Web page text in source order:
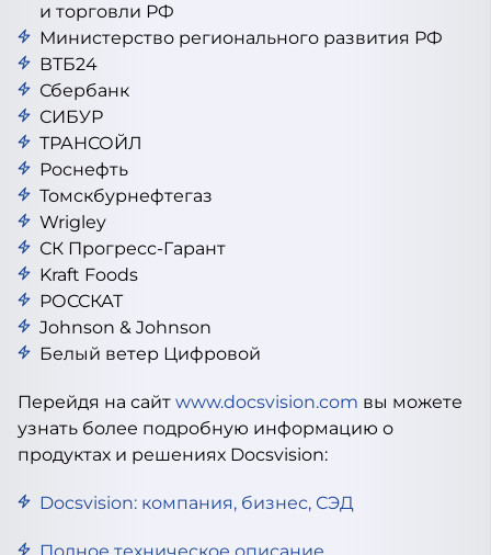
и торговли РФ
Министерство регионального развития РФ
ВТБ24
Сбербанк
СИБУР
ТРАНСОЙЛ
Роснефть
Томскбурнефтегаз
Wrigley
СК Прогресс-Гарант
Kraft Foods
РОССКАТ
Johnson & Johnson
Белый ветер Цифровой
Перейдя на сайт www.docsvision.com вы можете
узнать более подробную информацию о
продуктах и решениях Docsvision:
Docsvision: компания, бизнес, СЭД